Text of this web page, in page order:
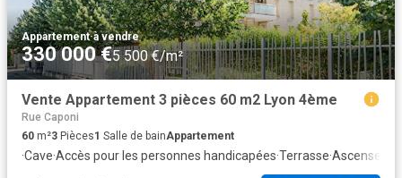
Appartement·à vendre
330 000 €5 500 €/m²
Vente Appartement 3 pièces 60 m2 Lyon 4ème
Rue Caponi
60 m²3 Pièces1 Salle de bainAppartement
·Cave·Accès pour les personnes handicapées·Terrasse·Ascenseur